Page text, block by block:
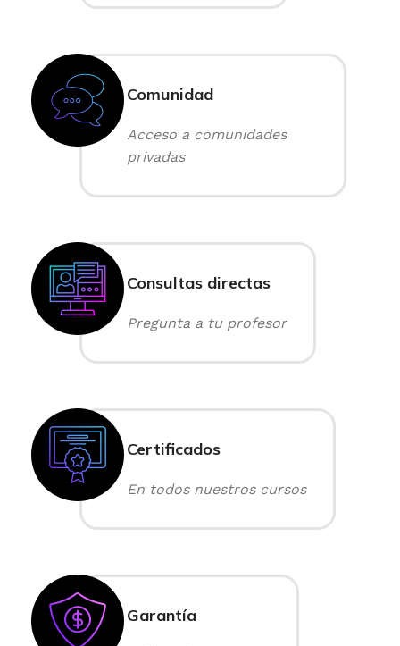
Comunidad
Acceso a comunidades
privadas
Consultas directas
Pregunta a tu profesor
Certificados
En todos nuestros cursos
Garantía